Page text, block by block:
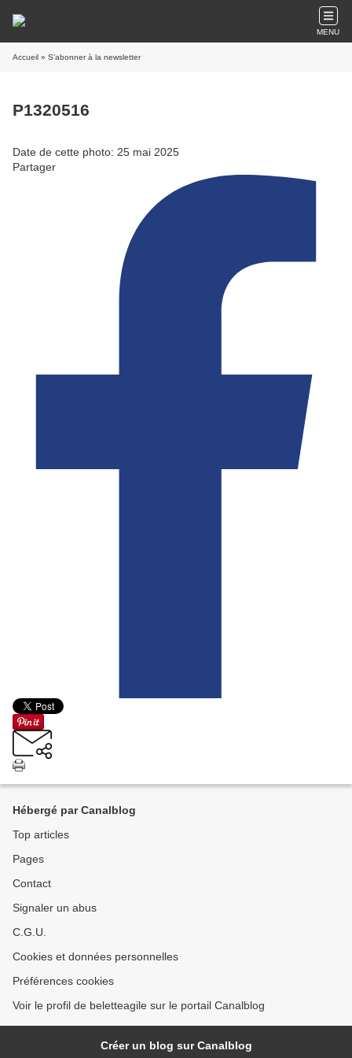
MENU
Accueil » S'abonner à la newsletter
P1320516
Date de cette photo: 25 mai 2025
Partager
Hébergé par Canalblog
Top articles
Pages
Contact
Signaler un abus
C.G.U.
Cookies et données personnelles
Préférences cookies
Voir le profil de beletteagile sur le portail Canalblog
Créer un blog sur Canalblog